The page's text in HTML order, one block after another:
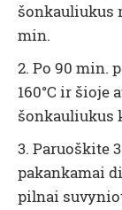
šonkauliukus
min.
2. Po 90 min.
160°C ir šioje
šonkauliukus
3. Paruoškite
pakankamai
pilnai